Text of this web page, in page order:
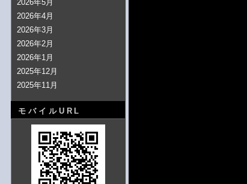
2026年5月
2026年4月
2026年3月
2026年2月
2026年1月
2025年12月
2025年11月
モバイルURL